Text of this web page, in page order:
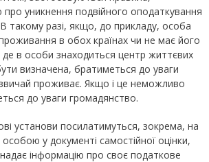
про уникнення подвійного оподаткування
такому разі, якщо, до прикладу, особа
в обох країнах чи не має його
де в особи знаходиться центр життєвих
визначена, братиметься до уваги
проживає. Якщо і це неможливо
до уваги громадянство.
установи посилатимуться, зокрема, на
у документі самостійної оцінки,
інформацію про своє податкове